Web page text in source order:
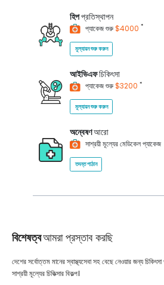
হিপপ্রতিস্থাপন
প্যাকেজ শুরু$4000 *
মূল্যায়ন শুরু করুন
আইভিএফচিকিৎসা
প্যাকেজ শুরু$3200 *
মূল্যায়ন শুরু করুন
অন্বেষণআরো
সাশ্রয়ী মূল্যের মেডিকেল প্যাকেজ
তদন্ত পাঠান
বিশেষত্বআমরা প্রস্তাব করছি
দেশের সর্বোত্তম মানের স্বাস্থ্যসেবা সহ বেছে নেওয়ার জন্য
সাশ্রয়ী মূল্যের চিকিত্সার বিকল্প।